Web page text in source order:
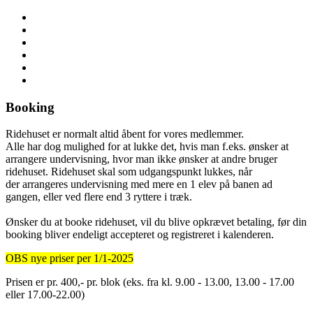
Booking
Ridehuset er normalt altid åbent for vores medlemmer.
Alle har dog mulighed for at lukke det, hvis man f.eks. ønsker at
arrangere undervisning, hvor man ikke ønsker at andre bruger
ridehuset. Ridehuset skal som udgangspunkt lukkes, når
der arrangeres undervisning med mere en 1 elev på banen ad
gangen, eller ved flere end 3 ryttere i træk.
Ønsker du at booke ridehuset, vil du blive opkrævet betaling, før din
booking bliver endeligt accepteret og registreret i kalenderen.
OBS nye priser per 1/1-2025
Prisen er pr. 400,- pr. blok (eks. fra kl. 9.00 - 13.00, 13.00 - 17.00
eller 17.00-22.00)